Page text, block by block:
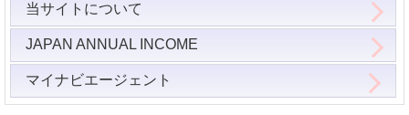
当サイトについて
JAPAN ANNUAL INCOME
マイナビエージェント